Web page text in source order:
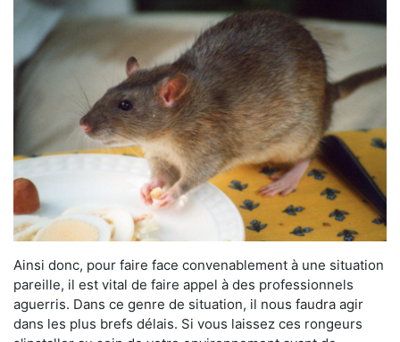
Ainsi donc, pour faire face convenablement à une situation
pareille, il est vital de faire appel à des professionnels
aguerris. Dans ce genre de situation, il nous faudra agir
dans les plus brefs délais. Si vous laissez ces rongeurs